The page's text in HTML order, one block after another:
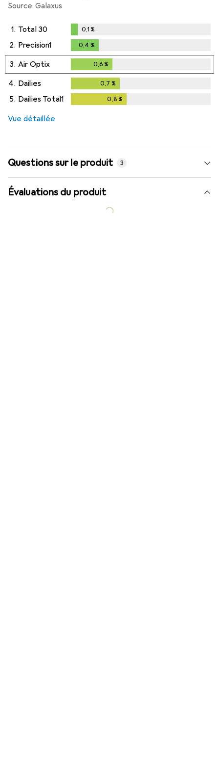
Source: Galaxus
1. Total 30
%
0,1%
2. Precision1 0,4 %
3. Air Optix 0,6 %
4. Dailies 0,7 %
5. Dailies Total1 0,8 %
Vue détaillée
Questions sur le produit 3
Évaluations du produit